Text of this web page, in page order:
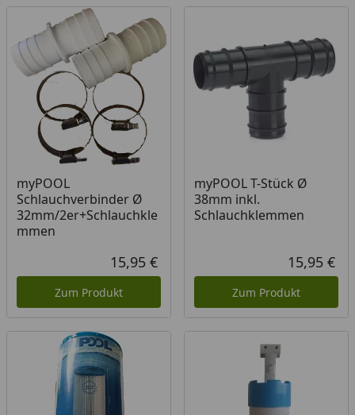
myPOOL
Schlauchverbinder Ø
32mm/2er+Schlauchkle
mmen
Aktueller Preis
15,95 €
Zum Produkt
myPOOL T-Stück Ø
38mm inkl.
Schlauchklemmen
15,95 €
Zum Produkt